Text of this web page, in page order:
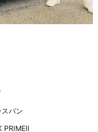
バン
PRIMEⅡ